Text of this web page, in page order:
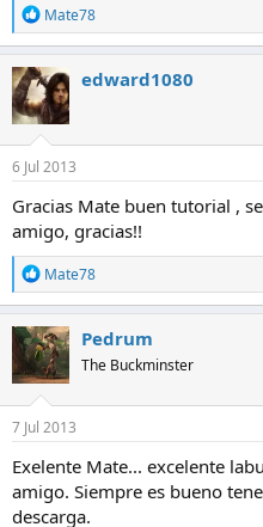
R
e
a
c
c
i
o
n
e
s
:
Mate78
edward1080
6 Jul 2013
Gracias Mate buen tutorial ,
amigo, gracias!!
R
e
a
c
c
i
o
n
e
s
:
Mate78
Pedrum
The Buckminster
7 Jul 2013
Exelente Mate... excelente
amigo. Siempre es bueno
descarga.